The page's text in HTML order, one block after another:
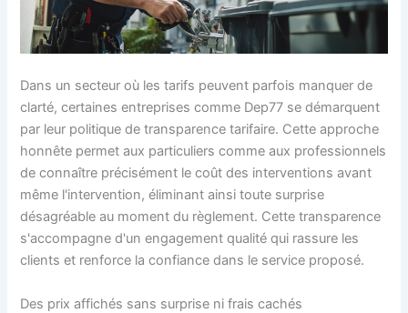
Dans un secteur où les tarifs peuvent parfois manquer de
clarté, certaines entreprises comme Dep77 se démarquent
par leur politique de transparence tarifaire. Cette approche
honnête permet aux particuliers comme aux professionnels
de connaître précisément le coût des interventions avant
même l'intervention, éliminant ainsi toute surprise
désagréable au moment du règlement. Cette transparence
s'accompagne d'un engagement qualité qui rassure les
clients et renforce la confiance dans le service proposé.
Des prix affichés sans surprise ni frais cachés